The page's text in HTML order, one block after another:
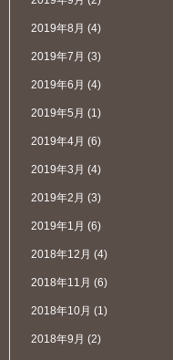
2019年8月 (4)
2019年7月 (3)
2019年6月 (4)
2019年5月 (1)
2019年4月 (6)
2019年3月 (4)
2019年2月 (3)
2019年1月 (6)
2018年12月 (4)
2018年11月 (6)
2018年10月 (1)
2018年9月 (2)